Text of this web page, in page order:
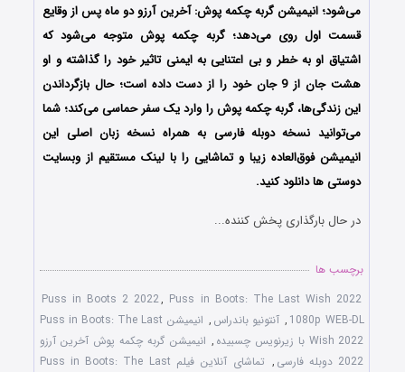
می‌شود؛ انیمیشن گربه چکمه پوش: آخرین آرزو دو ماه پس از وقایع
قسمت اول روی می‌دهد؛ گربه چکمه پوش متوجه می‌شود که
اشتیاق او به خطر و بی اعتنایی به ایمنی تاثیر خود را گذاشته و او
هشت جان از 9 جان خود را از دست داده است؛ حال بازگرداندن
این زندگی‌ها، گربه‌ چکمه‌ پوش را وارد یک سفر حماسی می‌کند؛ شما
می‌توانید نسخه دوبله فارسی به همراه نسخه زبان اصلی این
انیمیشن فوق‌العاده زیبا و تماشایی را با لینک مستقیم از وبسایت
دوستی ها دانلود کنید.
در حال بارگذاری پخش کننده...
برچسب ها
Puss in Boots 2 2022, Puss in Boots: The Last Wish 2022
1080p WEB-DL
, آنتونیو باندراس ,
انیمیشن Puss in Boots: The Last
Wish 2022 با زیرنویس چسبیده
, انیمیشن گربه چکمه پوش آخرین آرزو
2022 دوبله فارسی
,
تماشای آنلاین فیلم Puss in Boots: The Last